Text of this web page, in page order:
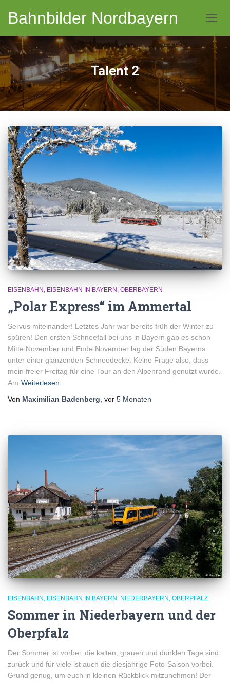
Bahnbilder Nordbayern
Talent 2
EISENBAHN EISENBAHN IN BAYERN OBERBAYERN
„Polar Express“ im Ammertal
Servus miteinander! Letztes Jahr war bereits früh der Winter zu
spüren! Den ersten Schneefall bei uns in Bayern gab es schon
Mitte November und Ende November lag der Süden Bayerns
unter einer glänzenden Schneedecke. Keine Frage also, dass
mein freier Freitag für eine Tour an den Alpenrand genutzt wurde.
Am Weiterlesen
Von Maximilian Badenberg , vor 5 Monaten
EISENBAHN EISENBAHN IN BAYERN NIEDERBAYERN OBERPFALZ
Sommer in Niederbayern und der
Oberpfalz
Der Sommer ist vorbei, die kalten, grauen und dunklen Tage sind
zurück und für viele ist auch die diesjährige Foto-Saison vorbei.
Grund genug, um euch in kleinen Rückblick mitzunehmen! Der